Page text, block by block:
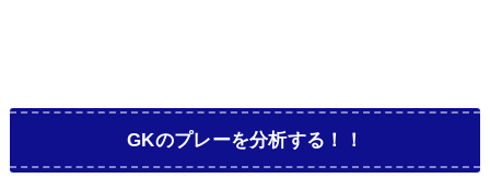
GKのプレーを分析する！！